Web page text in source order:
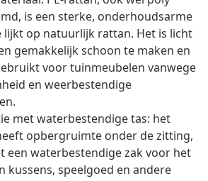
is een sterke, onderhoudsarme
lijkt op natuurlijk rattan. Het is licht
gemakkelijk schoon te maken en
voor tuinmeubelen vanwege
en weerbestendige
met waterbestendige tas: het
opbergruimte onder de zitting,
een waterbestendige zak voor het
kussens, speelgoed en andere